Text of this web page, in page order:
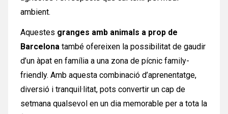
ambient.
Aquestes granges amb animals a prop de
Barcelona també ofereixen la possibilitat de gaudir
d’un àpat en família a una zona de pícnic family-
friendly. Amb aquesta combinació d’aprenentatge,
diversió i tranquil·litat, pots convertir un cap de
setmana qualsevol en un dia memorable per a tota la